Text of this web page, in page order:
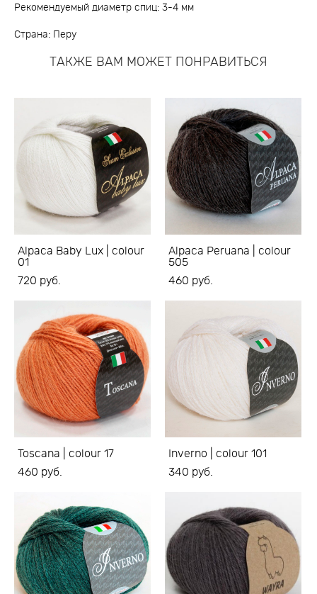
Рекомендуемый диаметр спиц: 3-4 мм
Страна: Перу
ТАКЖЕ ВАМ МОЖЕТ ПОНРАВИТЬСЯ
Alpaca Baby Lux | colour
01
720 pуб.
Alpaca Peruana | colour
505
460 pуб.
Toscana | colour 17
460 pуб.
Inverno | colour 101
340 pуб.